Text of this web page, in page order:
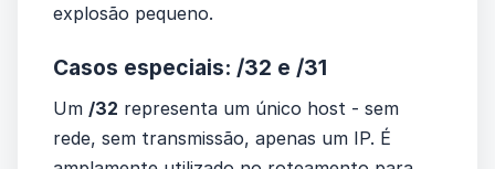
explosão pequeno.
Casos especiais: /32 e /31
Um /32 representa um único host - sem
rede, sem transmissão, apenas um IP. É